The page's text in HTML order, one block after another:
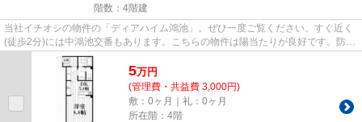
階数：4階建
当社イチオシの物件の「ディアハイム鴻池」。ぜひ一度ご覧ください。すぐ近く
(徒歩2分)には中鴻池交番もあります。こちらの物件は陽当たりが良好です。防犯
対策もバッチリなマンション...
5万円
(管理費・共益費 3,000円)
敷：0ヶ月｜礼：0ヶ月
所在階：4階